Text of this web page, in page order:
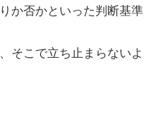
か否かといった判断基準
そこで立ち止まらないよ